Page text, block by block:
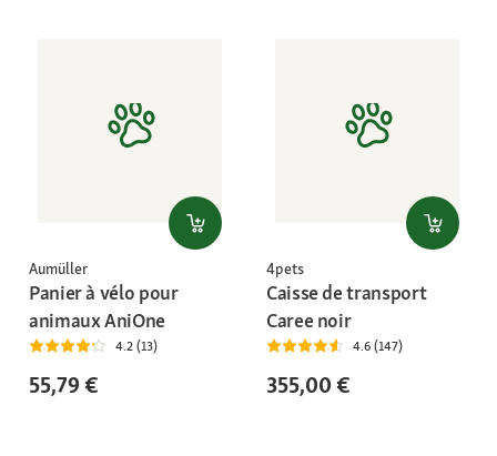
Aumüller
Panier à vélo pour
animaux AniOne
4.2 (13)
55,79 €
4pets
Caisse de transport
Caree noir
4.6 (147)
355,00 €